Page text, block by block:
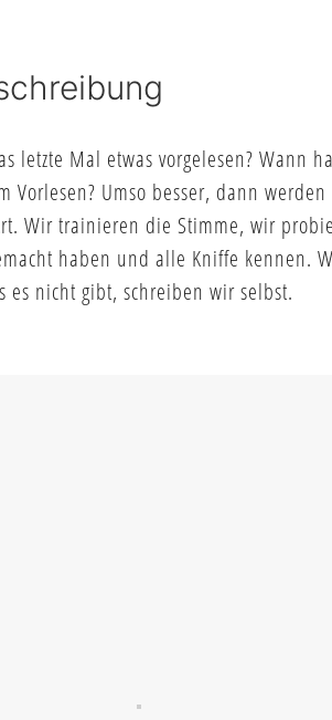
letzte Mal etwas vorgelesen? Wann
Vorlesen? Umso besser, dann
Wir trainieren die Stimme, wir
haben und alle Kniffe kennen.
es nicht gibt, schreiben wir selbst.